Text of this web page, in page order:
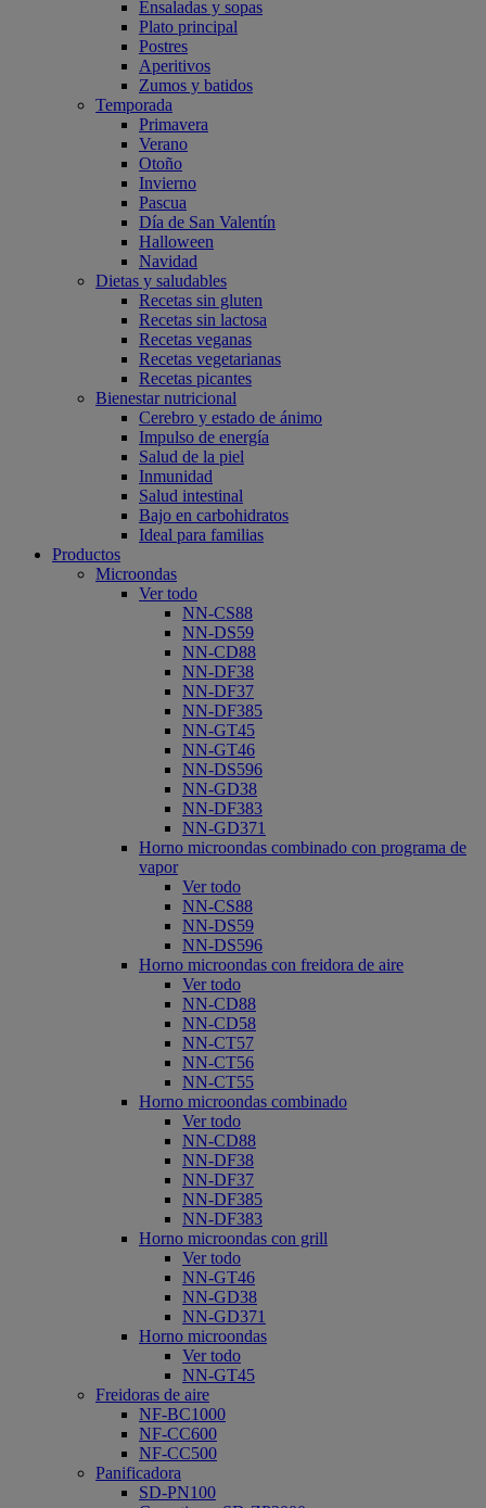
Ensaladas y sopas
Plato principal
Postres
Aperitivos
Zumos y batidos
Temporada
Primavera
Verano
Otoño
Invierno
Pascua
Día de San Valentín
Halloween
Navidad
Dietas y saludables
Recetas sin gluten
Recetas sin lactosa
Recetas veganas
Recetas vegetarianas
Recetas picantes
Bienestar nutricional
Cerebro y estado de ánimo
Impulso de energía
Salud de la piel
Inmunidad
Salud intestinal
Bajo en carbohidratos
Ideal para familias
Productos
Microondas
Ver todo
NN-CS88
NN-DS59
NN-CD88
NN-DF38
NN-DF37
NN-DF385
NN-GT45
NN-GT46
NN-DS596
NN-GD38
NN-DF383
NN-GD371
Horno microondas combinado con programa de
vapor
Ver todo
NN-CS88
NN-DS59
NN-DS596
Horno microondas con freidora de aire
Ver todo
NN-CD88
NN-CD58
NN-CT57
NN-CT56
NN-CT55
Horno microondas combinado
Ver todo
NN-CD88
NN-DF38
NN-DF37
NN-DF385
NN-DF383
Horno microondas con grill
Ver todo
NN-GT46
NN-GD38
NN-GD371
Horno microondas
Ver todo
NN-GT45
Freidoras de aire
NF-BC1000
NF-CC600
NF-CC500
Panificadora
SD-PN100